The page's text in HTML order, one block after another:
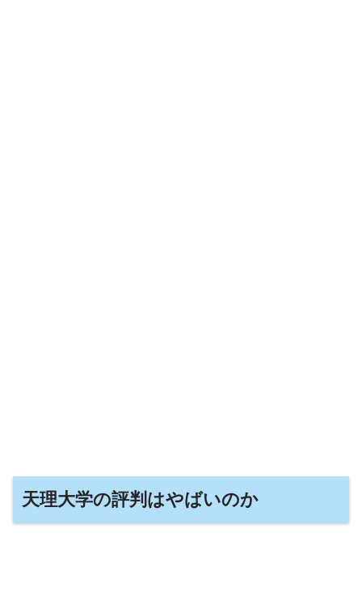
天理大学の評判はやばいのか